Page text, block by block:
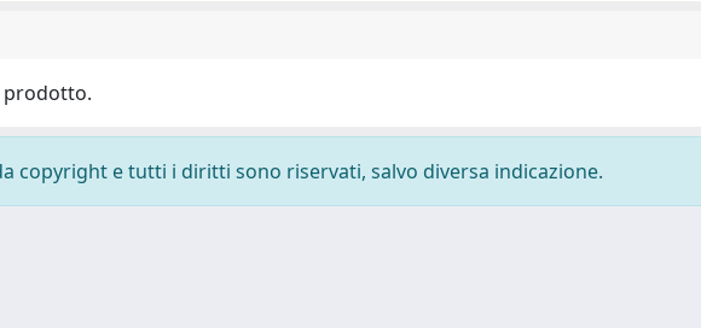
prodotto.
copyright e tutti i diritti sono riservati, salvo diversa indicazione.